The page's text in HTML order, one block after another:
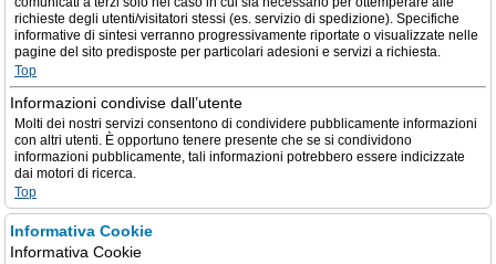
richieste degli utenti/visitatori stessi (es. servizio di spedizione). Specifiche
informative di sintesi verranno progressivamente riportate o visualizzate nelle
pagine del sito predisposte per particolari adesioni e servizi a richiesta.
Top
Informazioni condivise dall’utente
Molti dei nostri servizi consentono di condividere pubblicamente informazioni
con altri utenti. È opportuno tenere presente che se si condividono
informazioni pubblicamente, tali informazioni potrebbero essere indicizzate
dai motori di ricerca.
Top
Informativa Cookie
Informativa Cookie